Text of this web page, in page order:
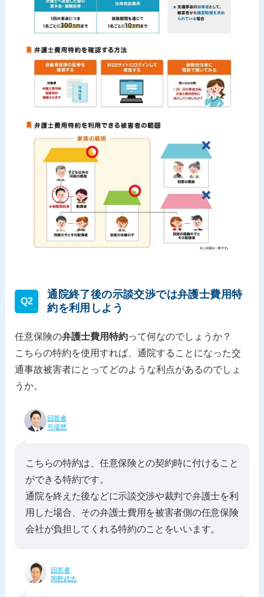
Q2
通院終了後の示談交渉では弁護士費用特
約を利用しよう
任意保険の弁護士費用特約って何なのでしょうか？
こちらの特約を使用すれば、通院することになった交
通事故被害者にとってどのような利点があるのでしょ
うか。
回答者
弓場慧
こちらの特約は、任意保険との契約時に付けること
ができる特約です。
通院を終えた後などに示談交渉や裁判で弁護士を利
用した場合、その弁護士費用を被害者側の任意保険
会社が負担してくれる特約のことをいいます。
回答者
岡野武志